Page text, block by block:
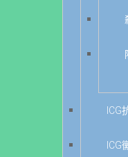
ICG
ICG